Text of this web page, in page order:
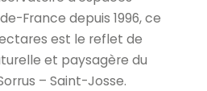
France depuis 1996, ce
est le reflet de
et paysagère du
– Saint-Josse.